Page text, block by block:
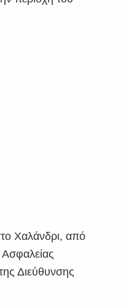
Χαλάνδρι, από
Διεύθυνσης